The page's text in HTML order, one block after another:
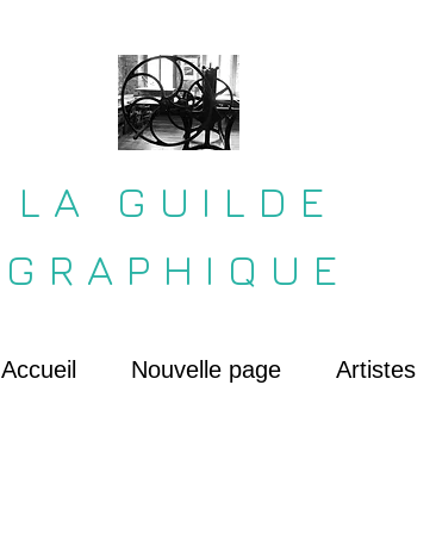
LA GUILDE
GRAPHIQUE
Accueil Nouvelle page Artistes